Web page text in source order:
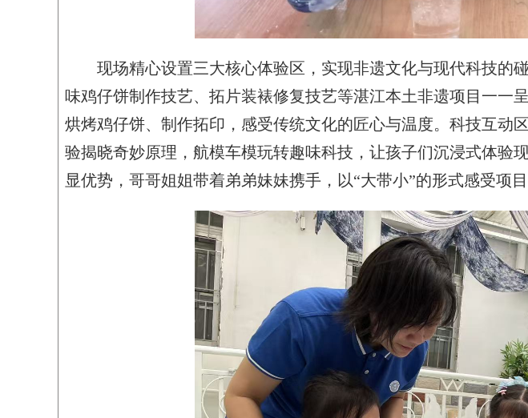
现场精心设置三大核心体验区，实现非遗文化与现代科技的
味鸡仔饼制作技艺、拓片装裱修复技艺等湛江本土非遗项目一一
烘烤鸡仔饼、制作拓印，感受传统文化的匠心与温度。科技互动
验揭晓奇妙原理，航模车模玩转趣味科技，让孩子们沉浸式体验
显优势，哥哥姐姐带着弟弟妹妹携手，以“大带小”的形式感受项